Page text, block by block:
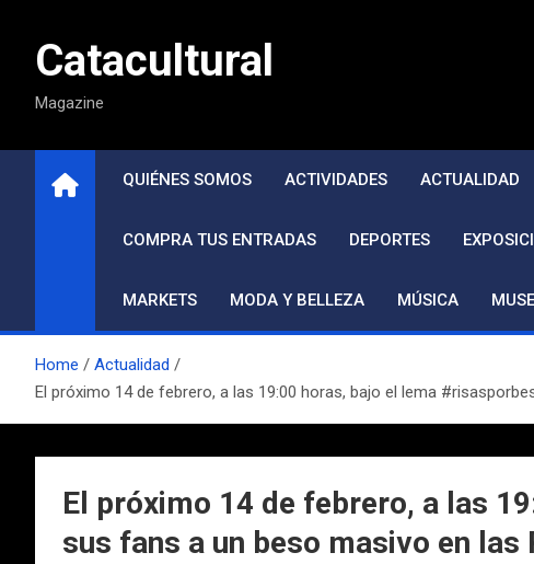
contenidoCatacultural
Magazine
QUIÉNES SOMOS ACTIVIDADES ACTUALIDAD
COMPRA TUS ENTRADAS DEPORTES
MARKETS MODA Y BELLEZA MÚSICA
Home
Actualidad
El próximo 14 de febrero, a las 19:00 horas, bajo el lema
El próximo 14 de febrero, a las
sus fans a un beso masivo en las